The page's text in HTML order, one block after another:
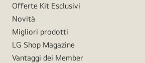
Offerte Kit Esclusivi
Novità
Migliori prodotti
LG Shop Magazine
Vantaggi dei Member